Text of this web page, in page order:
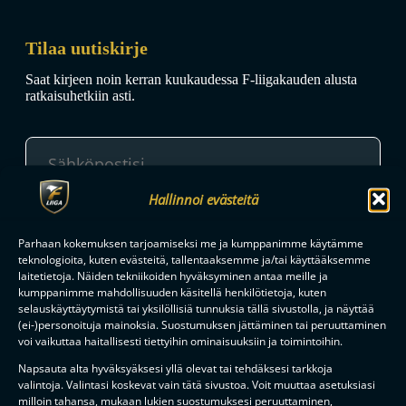
Hallinnoi evästeitä
Parhaan kokemuksen tarjoamiseksi me ja kumppanimme käytämme
teknologioita, kuten evästeitä, tallentaaksemme ja/tai käyttääksemme
laitetietoja. Näiden tekniikoiden hyväksyminen antaa meille ja
kumppanimme mahdollisuuden käsitellä henkilötietoja, kuten
selauskäyttäytymistä tai yksilöllisiä tunnuksia tällä sivustolla, ja näyttää
(ei-)personoituja mainoksia. Suostumuksen jättäminen tai peruuttaminen
voi vaikuttaa haitallisesti tiettyihin ominaisuuksiin ja toimintoihin.
Napsauta alta hyväksyäksesi yllä olevat tai tehdäksesi tarkkoja
valintoja. Valintasi koskevat vain tätä sivustoa. Voit muuttaa asetuksiasi
milloin tahansa, mukaan lukien suostumuksesi peruuttaminen,
Tilaa uutiskirje
Saat kirjeen noin kerran kuukaudessa F-liigakauden alusta
ratkaisuhetkiin asti.
F-LIIGANKUMPPANIT